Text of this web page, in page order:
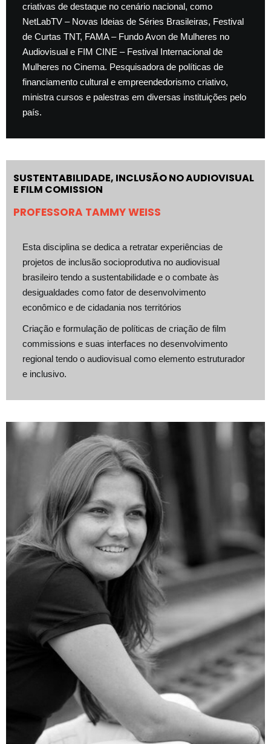
criativas de destaque no cenário nacional, como
NetLabTV – Novas Ideias de Séries Brasileiras, Festival
de Curtas TNT, FAMA – Fundo Avon de Mulheres no
Audiovisual e FIM CINE – Festival Internacional de
Mulheres no Cinema. Pesquisadora de políticas de
financiamento cultural e empreendedorismo criativo,
ministra cursos e palestras em diversas instituições pelo
país.
SUSTENTABILIDADE, INCLUSÃO NO AUDIOVISUAL
E FILM COMISSION
PROFESSORA TAMMY WEISS
Esta disciplina se dedica a retratar experiências de
projetos de inclusão socioprodutiva no audiovisual
brasileiro tendo a sustentabilidade e o combate às
desigualdades como fator de desenvolvimento
econômico e de cidadania nos territórios
Criação e formulação de políticas de criação de film
commissions e suas interfaces no desenvolvimento
regional tendo o audiovisual como elemento estruturador
e inclusivo.